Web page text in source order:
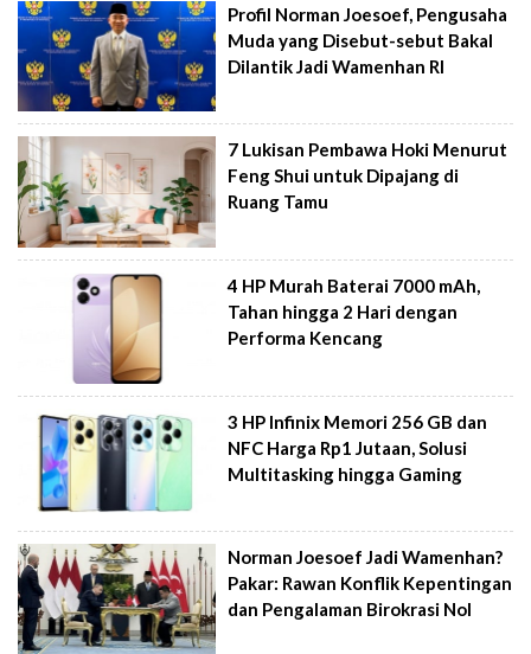
Profil Norman Joesoef, Pengusaha
Muda yang Disebut-sebut Bakal
Dilantik Jadi Wamenhan RI
7 Lukisan Pembawa Hoki Menurut
Feng Shui untuk Dipajang di
Ruang Tamu
4 HP Murah Baterai 7000 mAh,
Tahan hingga 2 Hari dengan
Performa Kencang
3 HP Infinix Memori 256 GB dan
NFC Harga Rp1 Jutaan, Solusi
Multitasking hingga Gaming
Norman Joesoef Jadi Wamenhan?
Pakar: Rawan Konflik Kepentingan
dan Pengalaman Birokrasi Nol